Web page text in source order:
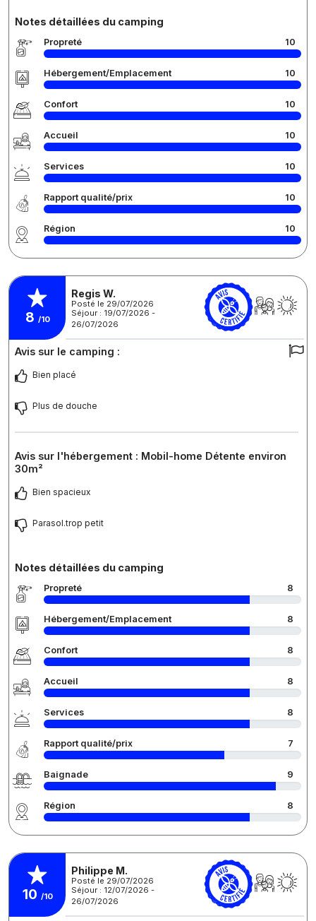
Notes détaillées du camping
Propreté 10
Hébergement/Emplacement 10
Confort 10
Accueil 10
Services 10
Rapport qualité/prix 10
Région 10
8 /10
Regis W.
Posté le 29/07/2026
Séjour : 19/07/2026 -
26/07/2026
Avis sur le camping :
Bien placé
Plus de douche
Avis sur l'hébergement : Mobil-home Détente environ
30m²
Bien spacieux
Parasol.trop petit
Notes détaillées du camping
Propreté 8
Hébergement/Emplacement 8
Confort 8
Accueil 8
Services 8
Rapport qualité/prix 7
Baignade 9
Région 8
10 /10
Philippe M.
Posté le 29/07/2026
Séjour : 12/07/2026 -
26/07/2026